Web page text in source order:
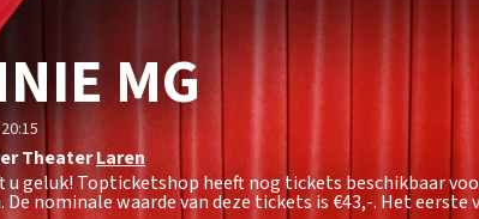
MG
TheaterLaren
u geluk! Topticketshop heeft nog tickets beschikbaar
nominale waarde van deze tickets is€43,-. Het eerste